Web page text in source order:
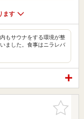
ます
もサウナをする環境が整
ました。食事はニラレバ
お気に入
りに追加